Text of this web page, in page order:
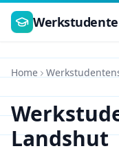
Zum Hauptinhalt
Home
Landshut